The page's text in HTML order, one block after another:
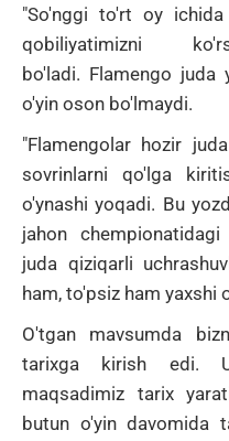
"So'nggi to'rt oy
qobiliyatimizni
bo'ladi. Flamengo juda
o'yin oson bo'lmaydi.
"Flamengolar hozir
sovrinlarni qo'lga
o'ynashi yoqadi. Bu
jahon
juda qiziqarli
ham, to'psiz ham yaxshi
O'tgan mavsumda
tarixga kirish edi.
maqsadimiz tarix
butun o'yin davomida